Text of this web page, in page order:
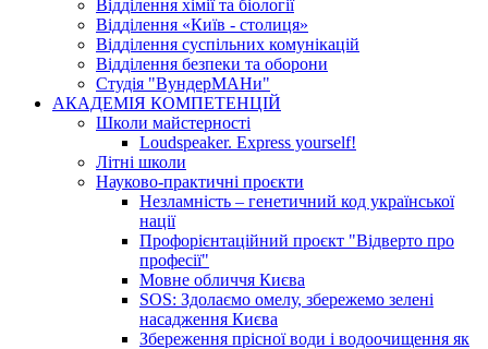
Відділення хімії та біології
Відділення «Київ - столиця»
Відділення суспільних комунікацій
Відділення безпеки та оборони
Студія "ВундерМАНи"
АКАДЕМІЯ КОМПЕТЕНЦІЙ
Школи майстерності
Loudspeaker. Express yourself!
Літні школи
Науково-практичні проєкти
Незламність – генетичний код української
нації
Профорієнтаційний проєкт "Відверто про
професії"
Мовне обличчя Києва
SOS: Здолаємо омелу, збережемо зелені
насадження Києва
Збереження прісної води і водоочищення як